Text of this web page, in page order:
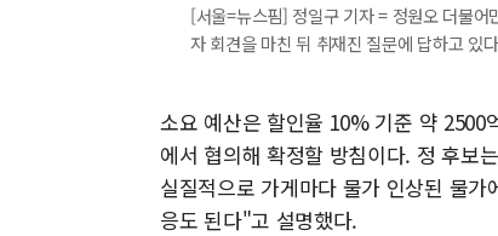
[서울=뉴스핌] 정일구 기자 = 정원오 더불
자 회견을 마친 뒤 취재진 질문에 답하고
소요 예산은 할인율 10% 기준 약 2500
에서 협의해 확정할 방침이다. 정 후보
실질적으로 가게마다 물가 인상된 물
응도 된다"고 설명했다.